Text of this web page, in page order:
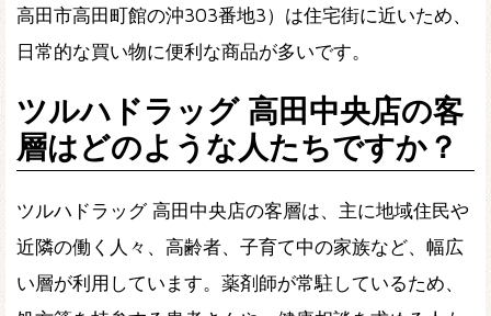
高田市高田町館の沖303番地3）は住宅街に近いため、
日常的な買い物に便利な商品が多いです。
ツルハドラッグ 高田中央店の客
層はどのような人たちですか？
ツルハドラッグ 高田中央店の客層は、主に地域住民や
近隣の働く人々、高齢者、子育て中の家族など、幅広
い層が利用しています。薬剤師が常駐しているため、